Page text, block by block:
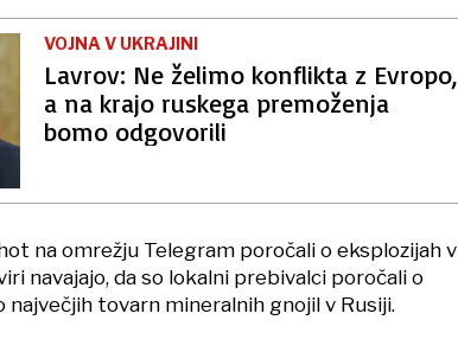
VOJNA V UKRAJINI
Lavrov: Ne želimo konflikta z Evropo,
a na krajo ruskega premoženja
bomo odgovorili
na omrežju Telegram poročali o eksplozijah v
navajajo, da so lokalni prebivalci poročali o
največjih tovarn mineralnih gnojil v Rusiji.